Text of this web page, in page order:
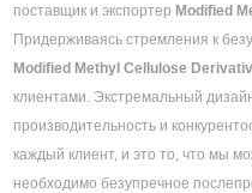
поставщик и экспортер Modified
Придерживаясь стремления к
Modified Methyl Cellulose
клиентами. Экстремальный
производительность и
каждый клиент, и это то, что мы
необходимо безупречное